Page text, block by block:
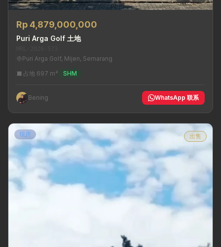
Rp 4,879,000,000
Puri Arga Golf 土地
Puri Arga Golf, Mijen, Semarang
占地 697 m²
SHM
Bening WhatsApp 联系
现房 出售